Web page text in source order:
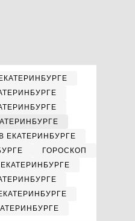
ЕКАТЕРИНБУРГЕ
ГОРОСКОП